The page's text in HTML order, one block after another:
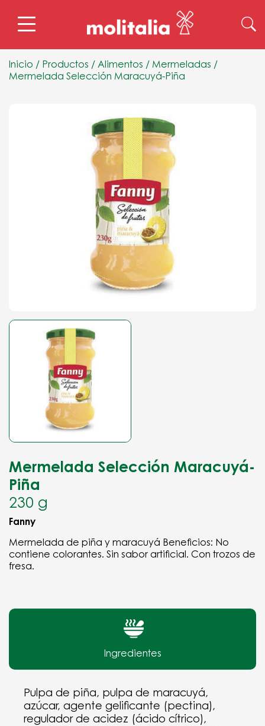
Inicio / Productos / Alimentos / Mermeladas /
Mermelada Selección Maracuyá-Piña
Mermelada Selección Maracuyá-
Piña
230 g
Fanny
Mermelada de piña y maracuyá Beneficios: No
contiene colorantes. Sin sabor artificial. Con trozos de
fresa.
Ingredientes
Pulpa de piña, pulpa de maracuyá,
azúcar, agente gelificante (pectina),
regulador de acidez (ácido cítrico),